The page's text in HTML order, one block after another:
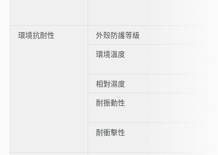
環境抗耐性
外殼防護等級
環境溫度
相對濕度
耐振動性
耐衝擊性